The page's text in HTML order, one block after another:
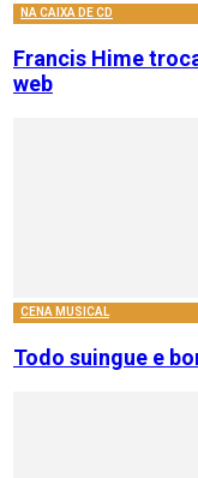
NA CAIXA DE CD
Francis Hime
web
CENA MUSICAL
Todo suingue e